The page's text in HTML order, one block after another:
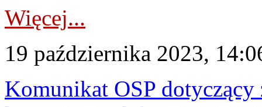
Więcej...
19 października 2023,
Komunikat OSP dotyczący